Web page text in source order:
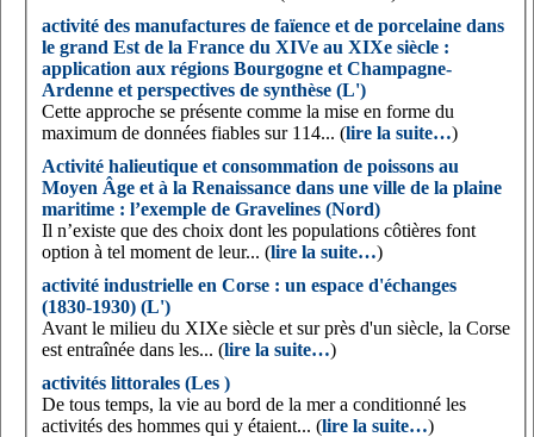
activité des manufactures de faïence et de porcelaine dans
le grand Est de la France du XIVe au XIXe siècle :
application aux régions Bourgogne et Champagne-
Ardenne et perspectives de synthèse (L')
Cette approche se présente comme la mise en forme du
maximum de données fiables sur 114... (lire la suite…)
Activité halieutique et consommation de poissons au
Moyen Âge et à la Renaissance dans une ville de la plaine
maritime : l’exemple de Gravelines (Nord)
Il n’existe que des choix dont les populations côtières font
option à tel moment de leur... (lire la suite…)
activité industrielle en Corse : un espace d'échanges
(1830-1930) (L')
Avant le milieu du XIXe siècle et sur près d'un siècle, la Corse
est entraînée dans les... (lire la suite…)
activités littorales (Les )
De tous temps, la vie au bord de la mer a conditionné les
activités des hommes qui y étaient... (lire la suite…)